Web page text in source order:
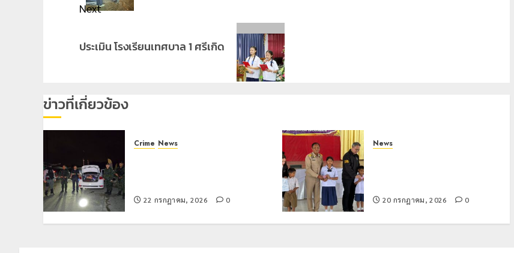
Next
post:
ประเมิน โรงเรียนเทศบาล 1 ศรีเกิด
ข่าวที่เกี่ยวข้อง
Crime News
22 กรกฎาคม, 2026 0
News
20 กรกฎาคม, 2026 0